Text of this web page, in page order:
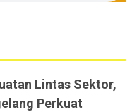
Lintas Sektor,
Perkuat